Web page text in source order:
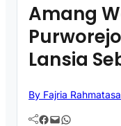
Amang
Lansia
By Fajria
Facebook Mail WhatsApp